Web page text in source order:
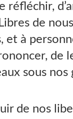
réfléchir,
de
et à
de
sous nos
de nos